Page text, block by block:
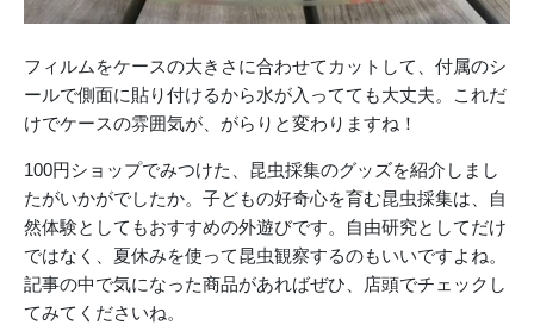
フィルムをケースの大きさに合わせてカットして、付属のシ
ールで側面に貼り付けるから水が入ってても大丈夫。これだ
けでケースの雰囲気が、がらりと変わりますね！
100円ショップでみつけた、昆虫採集のグッズを紹介しまし
たがいかがでしたか。子どもの好奇心を育む昆虫採集は、自
然体験としてもおすすめの外遊びです。自由研究としてだけ
ではなく、夏休みを使って昆虫観察するのもいいですよね。
記事の中で気になった商品があればぜひ、店頭でチェックし
てみてくださいね。